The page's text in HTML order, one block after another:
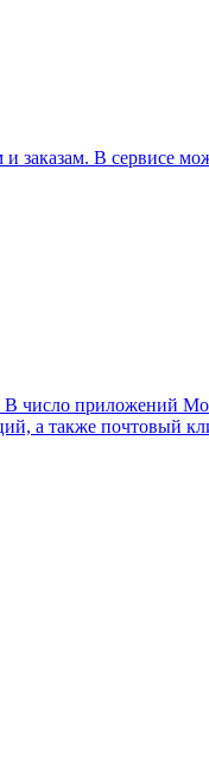
В сервисе
В число приложений
а также почтовый